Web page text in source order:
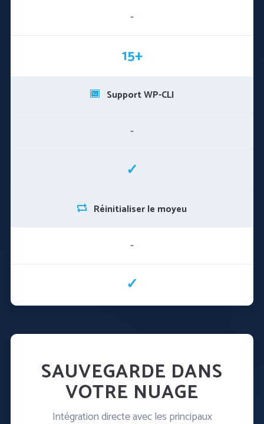
-
15+
Support WP-CLI
-
✓
Réinitialiser le moyeu
-
✓
SAUVEGARDE DANS
VOTRE NUAGE
Intégration directe avec les principaux